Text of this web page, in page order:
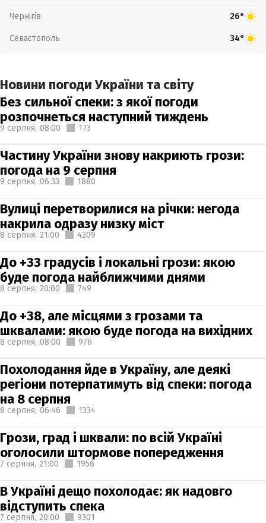
Чернігів 26°
Севастополь 34°
Новини погоди України та світу
Без сильної спеки: з якої погоди
розпочнеться наступний тиждень
9 серпня, 08:00 173
Частину України знову накриють грози:
погода на 9 серпня
9 серпня, 06:33 1880
Вулиці перетворилися на річки: негода
накрила одразу низку міст
8 серпня, 21:00 4209
До +33 градусів і локальні грози: якою
буде погода найближчими днями
8 серпня, 20:00 749
До +38, але місцями з грозами та
шквалами: якою буде погода на вихідних
8 серпня, 08:00 976
Похолодання йде в Україну, але деякі
регіони потерпатимуть від спеки: погода
на 8 серпня
8 серпня, 06:46 1334
Грози, град і шквали: по всій Україні
оголосили штормове попередження
7 серпня, 21:00 1956
В Україні дещо похолодає: як надовго
відступить спека
7 серпня, 20:00 9301